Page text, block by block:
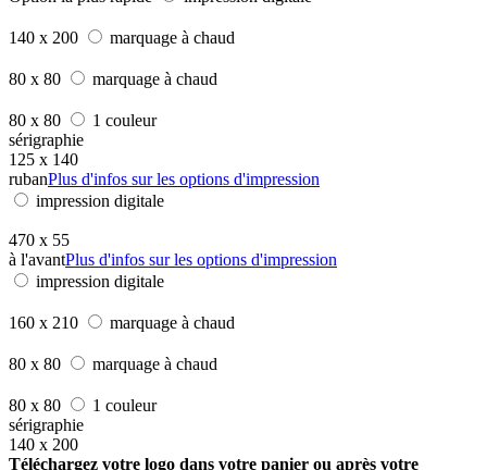
140 x 200 marquage à chaud
80 x 80 marquage à chaud
80 x 80
1 couleur
sérigraphie
125 x 140
rubanPlus d'infos sur les options d'impression
impression digitale
470 x 55
à l'avantPlus d'infos sur les options d'impression
impression digitale
160 x 210 marquage à chaud
80 x 80 marquage à chaud
80 x 80
1 couleur
sérigraphie
140 x 200
Téléchargez votre logo dans votre panier ou après votre